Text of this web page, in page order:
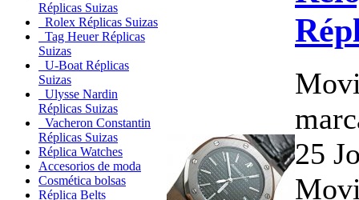
Réplicas Suizas
Rolex Réplicas Suizas
Tag Heuer Réplicas
Suizas
U-Boat Réplicas
Suizas
Ulysse Nardin
Réplicas Suizas
Vacheron Constantin
Réplicas Suizas
Réplica Watches
Accesorios de moda
Cosmética bolsas
Réplica Belts
25